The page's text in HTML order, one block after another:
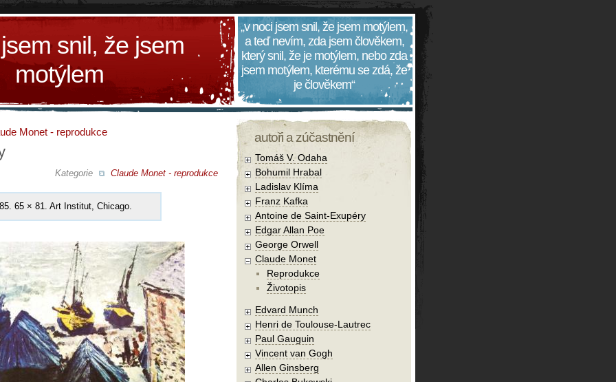
snil, že jsem
motýlem
„v noci jsem snil, že jsem motýlem,
a teď nevím, zda jsem člověkem,
který snil, že je motýlem, nebo zda
jsem motýlem, kterému se zdá, že
je člověkem“
Monet - reprodukce
Kategorie Claude Monet - reprodukce
65 × 81. Art Institut, Chicago.
autoři a zúčastnění
Tomáš V. Odaha
Bohumil Hrabal
Ladislav Klíma
Franz Kafka
Antoine de Saint-Exupéry
Edgar Allan Poe
George Orwell
Claude Monet
Reprodukce
Životopis
Edvard Munch
Henri de Toulouse-Lautrec
Paul Gauguin
Vincent van Gogh
Allen Ginsberg